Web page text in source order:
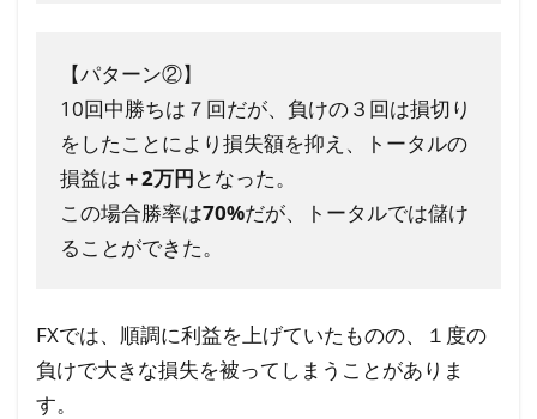
お
る
損
切
り
の
め
【パターン②】
10回中勝ちは７回だが、負けの３回は損切り
をしたことにより損失額を抑え、トータルの
損益は ＋2万円となった。
この場合勝率は70%だが、トータルでは儲け
ることができた。
FXでは、順調に利益を上げていたものの、１度の
負けで大きな損失を被ってしまうことがありま
す。